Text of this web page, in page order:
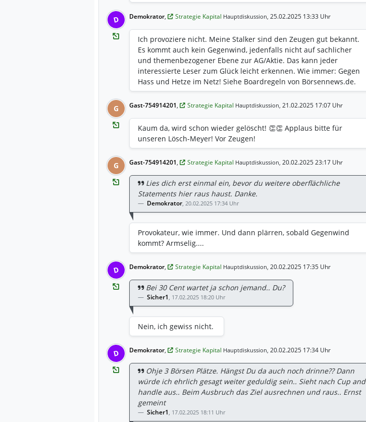
D Demokrator, Strategie Kapital Hauptdiskussion, 25.02.2025 13:33 Uhr
Ich provoziere nicht. Meine Stalker sind den Zeugen gut bekannt.
Es kommt auch kein Gegenwind, jedenfalls nicht auf sachlicher
und themenbezogener Ebene zur AG/Aktie. Das kann jeder
interessierte Leser zum Glück leicht erkennen. Wie immer: Gegen
Hass und Hetze im Netz! Siehe Boardregeln von Börsennews.de.
G Gast-754914201, Strategie Kapital Hauptdiskussion, 21.02.2025 17:07 Uhr
Kaum da, wird schon wieder gelöscht! 👏👏 Applaus bitte für
unseren Lösch-Meyer! Vor Zeugen!
G Gast-754914201, Strategie Kapital Hauptdiskussion, 20.02.2025 23:17 Uhr
Lies dich erst einmal ein, bevor du weitere oberflächliche
Statements hier raus haust. Danke.
Demokrator, 20.02.2025 17:34 Uhr
Provokateur, wie immer. Und dann plärren, sobald Gegenwind
kommt? Armselig....
D Demokrator, Strategie Kapital Hauptdiskussion, 20.02.2025 17:35 Uhr
Bei 30 Cent wartet ja schon jemand.. Du?
Sicher1, 17.02.2025 18:20 Uhr
Nein, ich gewiss nicht.
D Demokrator, Strategie Kapital Hauptdiskussion, 20.02.2025 17:34 Uhr
Ohje 3 Börsen Plätze. Hängst Du da auch noch drinne?? Dann
würde ich ehrlich gesagt weiter geduldig sein.. Sieht nach Cup and
handle aus.. Beim Ausbruch das Ziel ausrechnen und raus.. Ernst
gemeint
Sicher1, 17.02.2025 18:11 Uhr